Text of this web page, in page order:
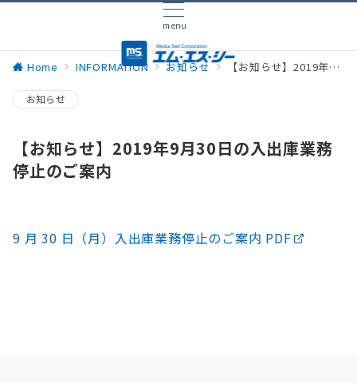
menu
Home INFORMATION お知らせ 【お知らせ】2019年9月30日の入出庫業務停止のご案内
お知らせ
【お知らせ】2019年9月30日の入出庫業務
停止のご案内
9 月 30 日（月）入出庫業務停止のご案内 PDF